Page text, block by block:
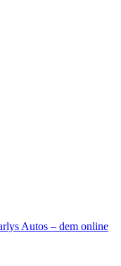
interaktiv
Autos – dem online